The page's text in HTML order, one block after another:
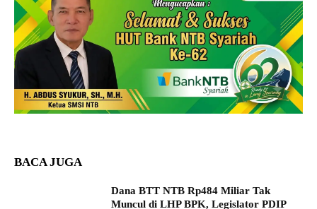
BACA JUGA
Dana BTT NTB Rp484 Miliar Tak
Muncul di LHP BPK, Legislator PDIP